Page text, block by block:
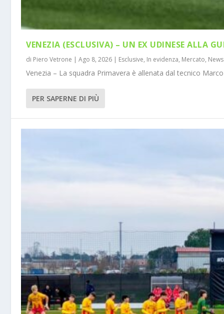
VENEZIA (ESCLUSIVA) – UN EX UDINESE ALLA
di Piero Vetrone |Ago 8, 2026 Esclusive, In evidenza, Mercato, News
Venezia – La squadra Primavera è allenata dal tecnico
PER SAPERNE DI PIÙ